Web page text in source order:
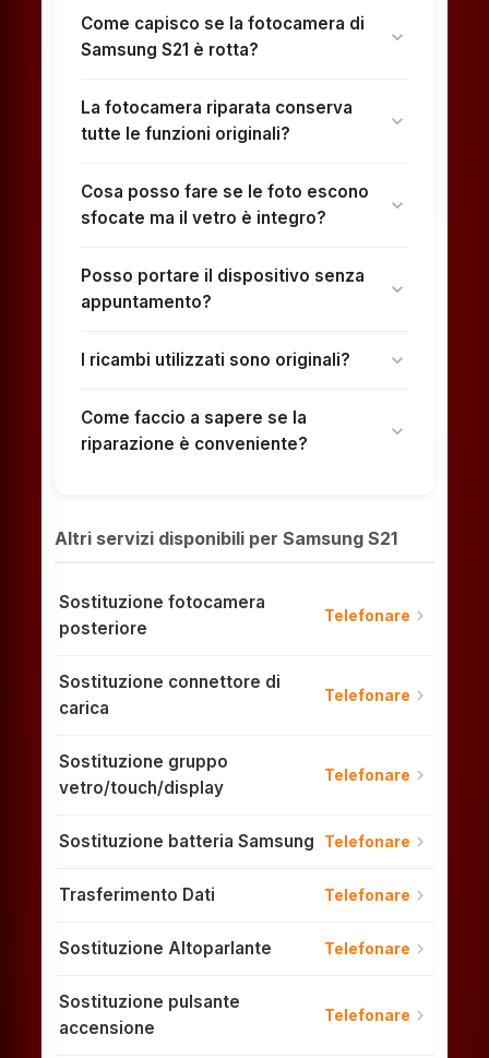
Come capisco se la fotocamera di
Samsung S21 è rotta?
expand_more
La fotocamera riparata conserva
tutte le funzioni originali?
expand_more
Cosa posso fare se le foto escono
sfocate ma il vetro è integro?
expand_more
Posso portare il dispositivo senza
appuntamento?
expand_more
I ricambi utilizzati sono originali? expand_more
Come faccio a sapere se la
riparazione è conveniente?
expand_more
Altri servizi disponibili per Samsung S21
Sostituzione fotocamera
posteriore
Telefonare chevron_right
Sostituzione connettore di
carica
Telefonare chevron_right
Sostituzione gruppo
vetro/touch/display
Telefonare chevron_right
Sostituzione batteria Samsung Telefonare chevron_right
Trasferimento Dati Telefonare chevron_right
Sostituzione Altoparlante Telefonare chevron_right
Sostituzione pulsante
accensione
Telefonare chevron_right